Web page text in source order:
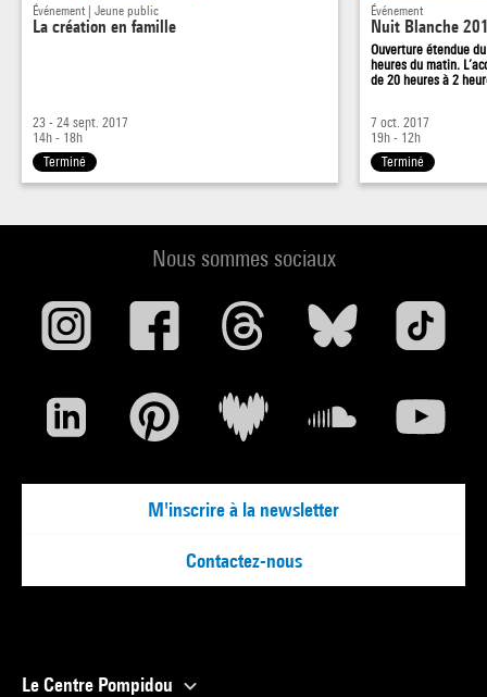
Événement | Jeune public
La création en famille
23 - 24 sept. 2017
14h - 18h
Terminé
Événement
Nuit Blanche
Ouverture étendue
heures du matin.
de 20 heures à 2
7 oct. 2017
19h - 12h
Terminé
Nous sommes sociaux
M'inscrire à la newsletter
Contactez-nous
Le Centre Pompidou